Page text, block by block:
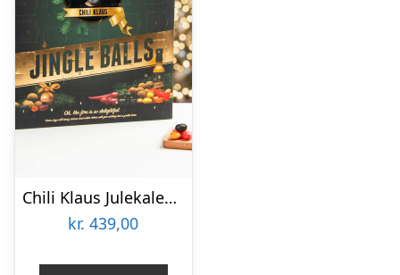
Chili Klaus Julekalender Jingle Balls
kr. 439,00